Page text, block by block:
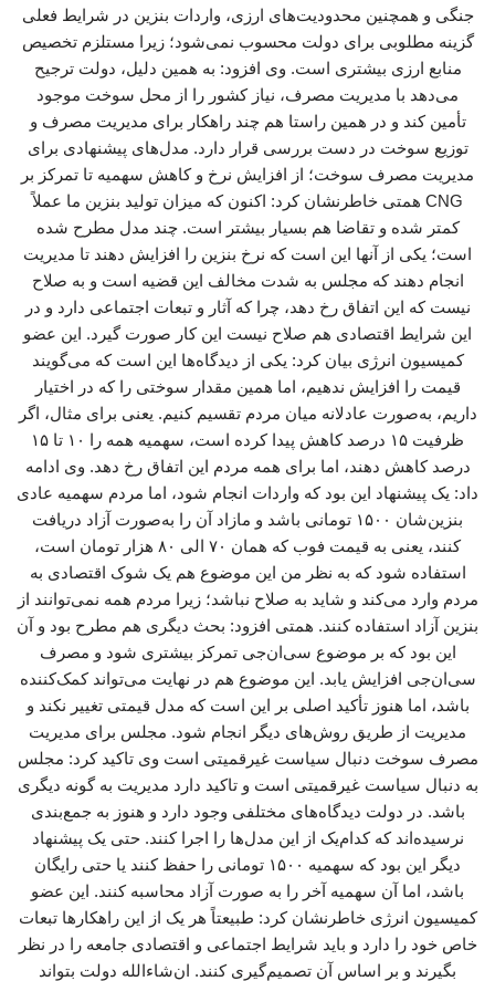
جنگی و همچنین محدودیت‌های ارزی، واردات بنزین در شرایط فعلی
گزینه مطلوبی برای دولت محسوب نمی‌شود؛ زیرا مستلزم تخصیص
منابع ارزی بیشتری است. وی افزود: به همین دلیل، دولت ترجیح
می‌دهد با مدیریت مصرف، نیاز کشور را از محل سوخت موجود
تأمین کند و در همین راستا هم چند راهکار برای مدیریت مصرف و
توزیع سوخت در دست بررسی قرار دارد. مدل‌های پیشنهادی برای
مدیریت مصرف سوخت؛ از افزایش نرخ و کاهش سهمیه تا تمرکز بر
CNG همتی خاطرنشان کرد: اکنون که میزان تولید بنزین ما عملاً
کمتر شده و تقاضا هم بسیار بیشتر است. چند مدل مطرح شده
است؛ یکی از آنها این است که نرخ بنزین را افزایش دهند تا مدیریت
انجام دهند که مجلس به شدت مخالف این قضیه است و به صلاح
نیست که این اتفاق رخ دهد، چرا که آثار و تبعات اجتماعی دارد و در
این شرایط اقتصادی هم صلاح نیست این کار صورت گیرد. این عضو
کمیسیون انرژی بیان کرد: یکی از دیدگاه‌ها این است که می‌گویند
قیمت را افزایش ندهیم، اما همین مقدار سوختی را که در اختیار
داریم، به‌صورت عادلانه میان مردم تقسیم کنیم. یعنی برای مثال، اگر
ظرفیت ۱۵ درصد کاهش پیدا کرده است، سهمیه همه را ۱۰ تا ۱۵
درصد کاهش دهند، اما برای همه مردم این اتفاق رخ دهد. وی ادامه
داد: یک پیشنهاد این بود که واردات انجام شود، اما مردم سهمیه عادی
بنزین‌شان ۱۵۰۰ تومانی باشد و مازاد آن را به‌صورت آزاد دریافت
کنند، یعنی به قیمت فوب که همان ۷۰ الی ۸۰ هزار تومان است،
استفاده شود که به نظر من این موضوع هم یک شوک اقتصادی به
مردم وارد می‌کند و شاید به صلاح نباشد؛ زیرا مردم همه نمی‌توانند از
بنزین آزاد استفاده کنند. همتی افزود: بحث دیگری هم مطرح بود و آن
این بود که بر موضوع سی‌ان‌جی تمرکز بیشتری شود و مصرف
سی‌ان‌جی افزایش یابد. این موضوع هم در نهایت می‌تواند کمک‌کننده
باشد، اما هنوز تأکید اصلی بر این است که مدل قیمتی تغییر نکند و
مدیریت از طریق روش‌های دیگر انجام شود. مجلس برای مدیریت
مصرف سوخت دنبال سیاست غیرقمیتی است وی تاکید کرد: مجلس
به دنبال سیاست غیرقمیتی است و تاکید دارد مدیریت به گونه دیگری
باشد. در دولت دیدگاه‌های مختلفی وجود دارد و هنوز به جمع‌بندی
نرسیده‌اند که کدام‌یک از این مدل‌ها را اجرا کنند. حتی یک پیشنهاد
دیگر این بود که سهمیه ۱۵۰۰ تومانی را حفظ کنند یا حتی رایگان
باشد، اما آن سهمیه آخر را به صورت آزاد محاسبه کنند. این عضو
کمیسیون انرژی خاطرنشان کرد: طبیعتاً هر یک از این راهکارها تبعات
خاص خود را دارد و باید شرایط اجتماعی و اقتصادی جامعه را در نظر
بگیرند و بر اساس آن تصمیم‌گیری کنند. ان‌شاءالله دولت بتواند